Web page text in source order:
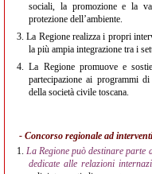
sociali, la promozione e la
protezione dell’ambiente.
3. La Regione realizza i propri
la più ampia integrazione tra i
4. La Regione promuove e
partecipazione ai programmi
della società civile toscana.
- Concorso regionale ad
1. La Regione può destinare
dedicate alle relazioni